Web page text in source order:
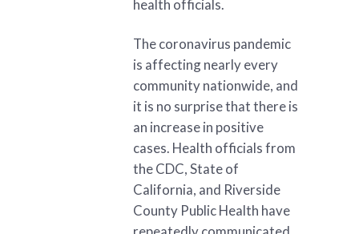
health officials.
The coronavirus pandemic
is affecting nearly every
community nationwide, and
it is no surprise that there is
an increase in positive
cases. Health officials from
the CDC, State of
California, and Riverside
County Public Health have